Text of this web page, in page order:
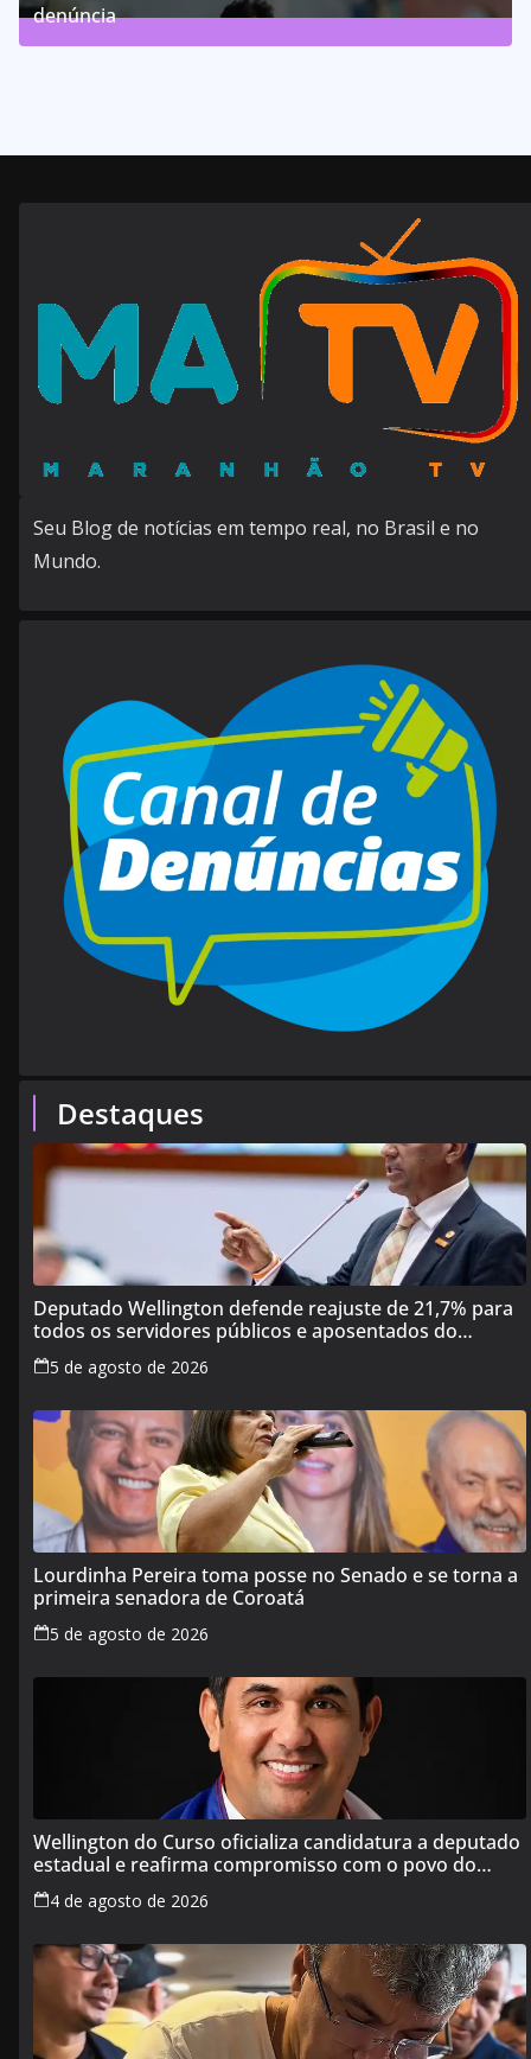
denúncia
Seu Blog de notícias em tempo real, no Brasil e no
Mundo.
Destaques
Deputado Wellington defende reajuste de 21,7% para
todos os servidores públicos e aposentados do
Maranhão
5 de agosto de 2026
Lourdinha Pereira toma posse no Senado e se torna a
primeira senadora de Coroatá
5 de agosto de 2026
Wellington do Curso oficializa candidatura a deputado
estadual e reafirma compromisso com o povo do
Maranhão
4 de agosto de 2026